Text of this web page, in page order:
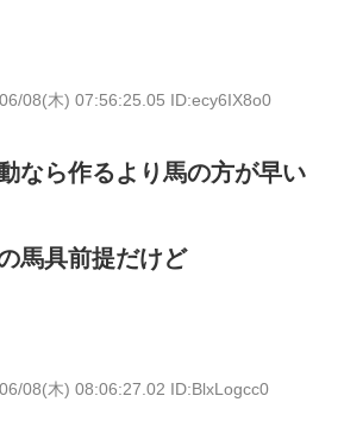
08(木) 07:56:25.05 ID:ecy6IX8o0
なら作るより馬の方が早い
馬具前提だけど
08(木) 08:06:27.02 ID:BlxLogcc0